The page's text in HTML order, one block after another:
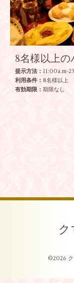
8名様以上
提示方法： 11:00a.m-
利用条件： 8名様以上
有効期限： 期限なし
ク
©2026